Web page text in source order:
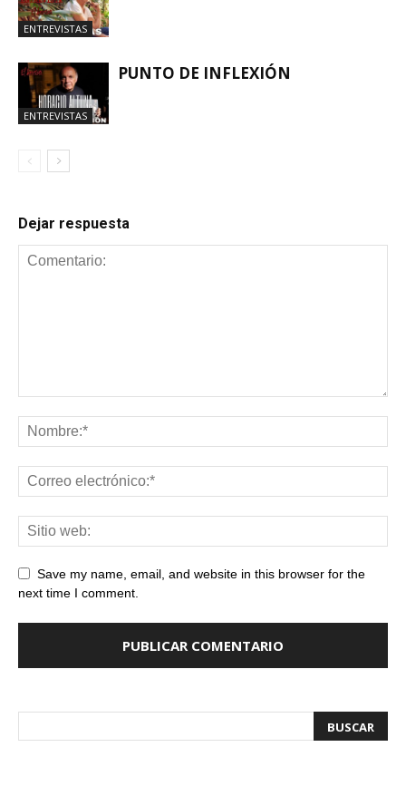
ENTREVISTAS
ENTREVISTAS
PUNTO DE INFLEXIÓN
Dejar respuesta
Save my name, email, and website in this browser for the
next time I comment.